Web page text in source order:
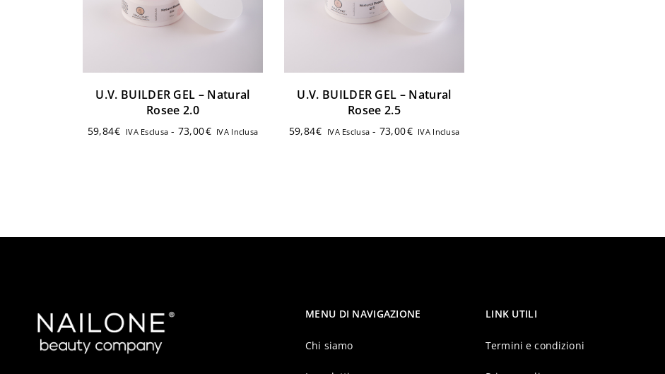
U.V. BUILDER GEL – Natural
Rosee 2.0
59,84€ IVA Esclusa - 73,00€ IVA Inclusa
U.V. BUILDER GEL – Natural
Rosee 2.5
59,84€ IVA Esclusa - 73,00€ IVA Inclusa
MENU DI NAVIGAZIONE
Chi siamo
LINK UTILI
Termini e condizioni